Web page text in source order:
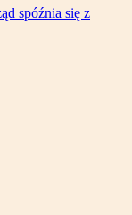
spóźnia się z